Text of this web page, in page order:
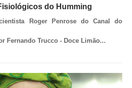
do Humming
Roger Penrose do Canal do
Fernando Trucco - Doce Limão...